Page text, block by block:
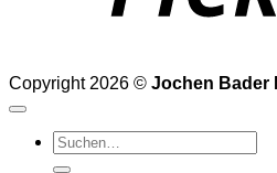
Copyright 2026 © Jochen Bader
Suchen
nach: